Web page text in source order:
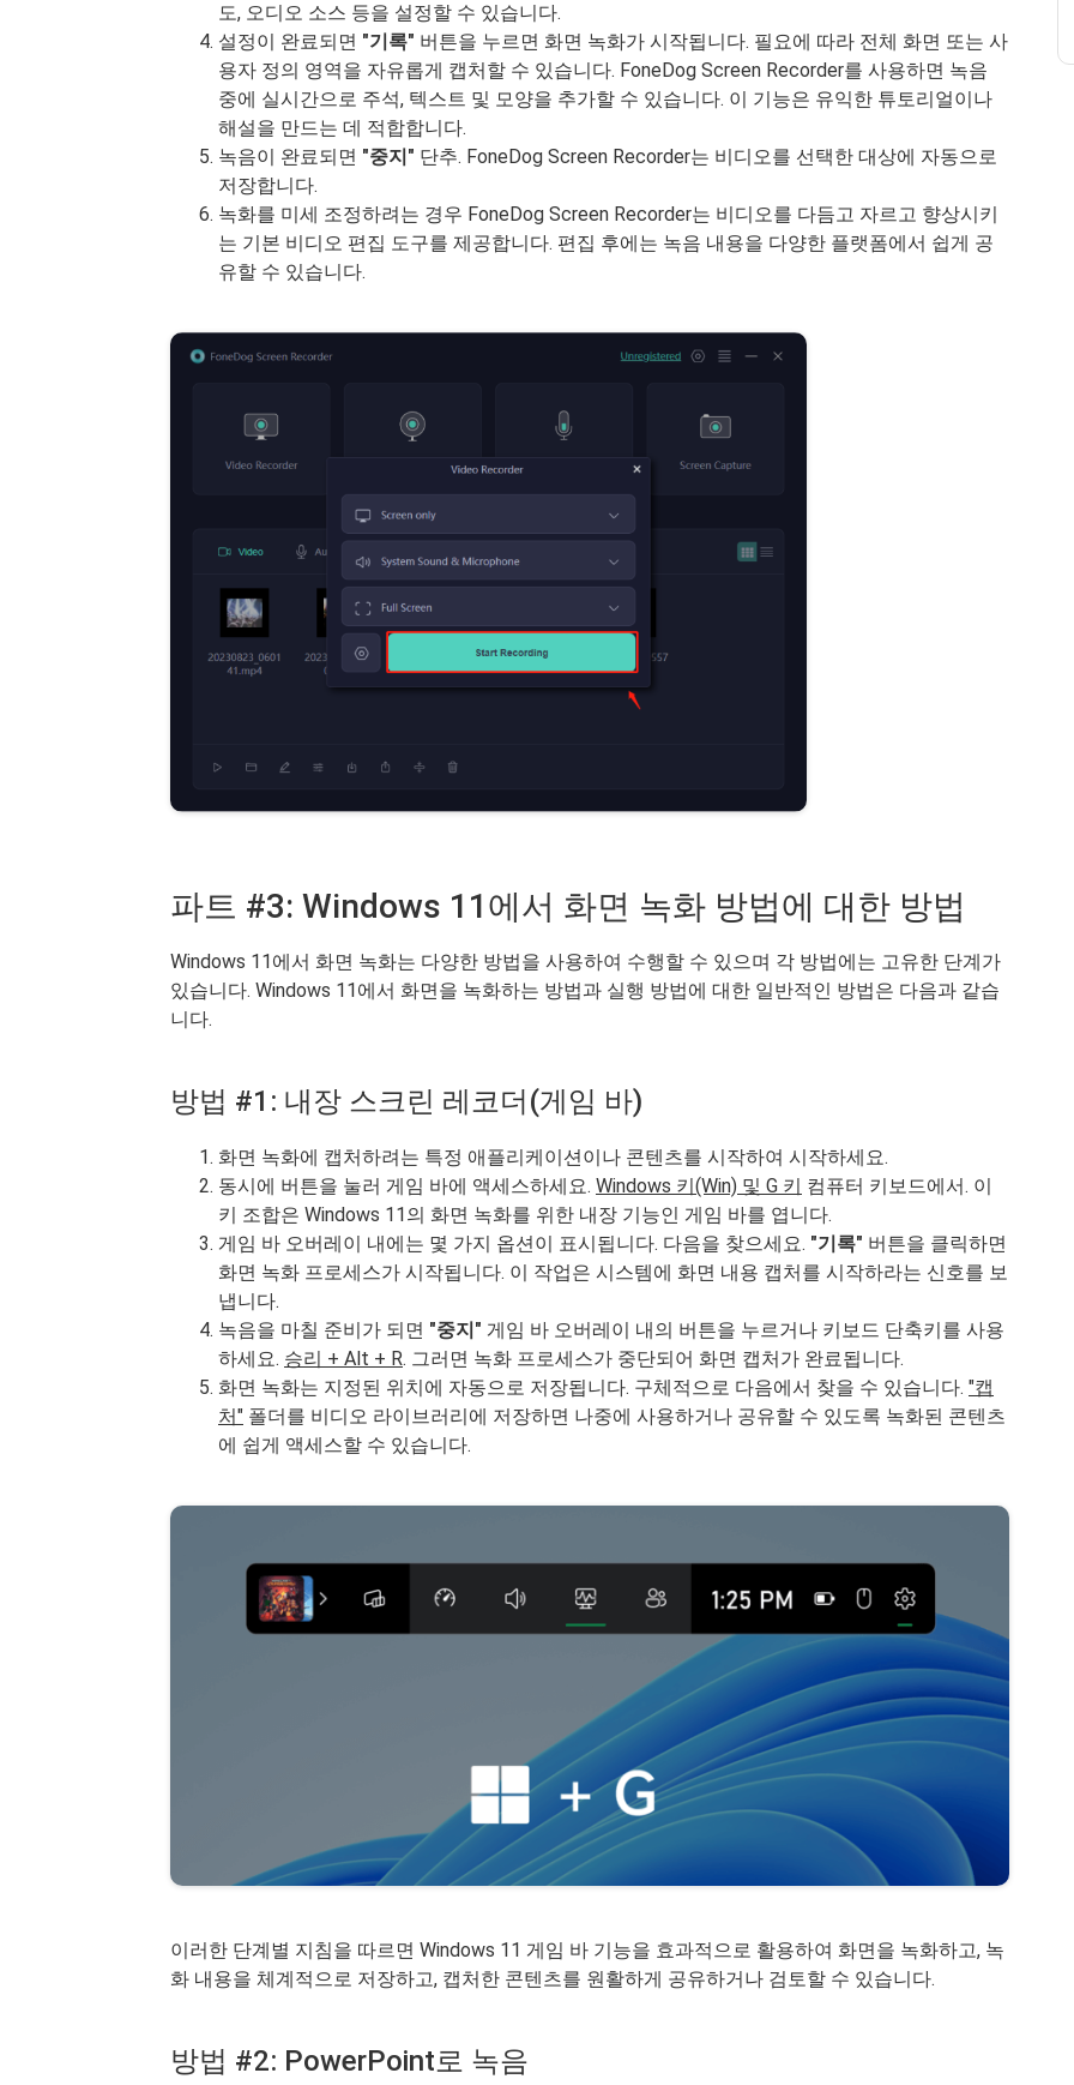
도, 오디오 소스 등을 설정할 수 있습니다.
설정이 완료되면 "기록" 버튼을 누르면 화면 녹화가 시작됩니다. 필요에 따라 전체 화면 또는 사
용자 정의 영역을 자유롭게 캡처할 수 있습니다. FoneDog Screen Recorder를 사용하면 녹음
중에 실시간으로 주석, 텍스트 및 모양을 추가할 수 있습니다. 이 기능은 유익한 튜토리얼이나
해설을 만드는 데 적합합니다.
녹음이 완료되면 "중지" 단추. FoneDog Screen Recorder는 비디오를 선택한 대상에 자동으로
저장합니다.
녹화를 미세 조정하려는 경우 FoneDog Screen Recorder는 비디오를 다듬고 자르고 향상시키
는 기본 비디오 편집 도구를 제공합니다. 편집 후에는 녹음 내용을 다양한 플랫폼에서 쉽게 공
유할 수 있습니다.
파트 #3: Windows 11에서 화면 녹화 방법에 대한 방법
Windows 11에서 화면 녹화는 다양한 방법을 사용하여 수행할 수 있으며 각 방법에는 고유한 단계가
있습니다. Windows 11에서 화면을 녹화하는 방법과 실행 방법에 대한 일반적인 방법은 다음과 같습
니다.
방법 #1: 내장 스크린 레코더(게임 바)
화면 녹화에 캡처하려는 특정 애플리케이션이나 콘텐츠를 시작하여 시작하세요.
동시에 버튼을 눌러 게임 바에 액세스하세요. Windows 키(Win) 및 G 키 컴퓨터 키보드에서. 이
키 조합은 Windows 11의 화면 녹화를 위한 내장 기능인 게임 바를 엽니다.
게임 바 오버레이 내에는 몇 가지 옵션이 표시됩니다. 다음을 찾으세요. "기록" 버튼을 클릭하면
화면 녹화 프로세스가 시작됩니다. 이 작업은 시스템에 화면 내용 캡처를 시작하라는 신호를 보
냅니다.
녹음을 마칠 준비가 되면 "중지" 게임 바 오버레이 내의 버튼을 누르거나 키보드 단축키를 사용
하세요. 승리 + Alt + R. 그러면 녹화 프로세스가 중단되어 화면 캡처가 완료됩니다.
화면 녹화는 지정된 위치에 자동으로 저장됩니다. 구체적으로 다음에서 찾을 수 있습니다. "캡
처" 폴더를 비디오 라이브러리에 저장하면 나중에 사용하거나 공유할 수 있도록 녹화된 콘텐츠
에 쉽게 액세스할 수 있습니다.
이러한 단계별 지침을 따르면 Windows 11 게임 바 기능을 효과적으로 활용하여 화면을 녹화하고, 녹
화 내용을 체계적으로 저장하고, 캡처한 콘텐츠를 원활하게 공유하거나 검토할 수 있습니다.
방법 #2: PowerPoint로 녹음